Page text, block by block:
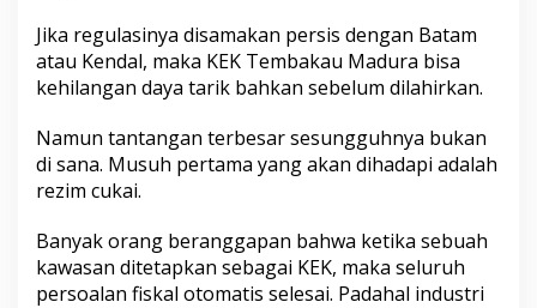
Jika regulasinya disamakan persis dengan Batam
atau Kendal, maka KEK Tembakau Madura bisa
kehilangan daya tarik bahkan sebelum dilahirkan.
Namun tantangan terbesar sesungguhnya bukan
di sana. Musuh pertama yang akan dihadapi adalah
rezim cukai.
Banyak orang beranggapan bahwa ketika sebuah
kawasan ditetapkan sebagai KEK, maka seluruh
persoalan fiskal otomatis selesai. Padahal industri